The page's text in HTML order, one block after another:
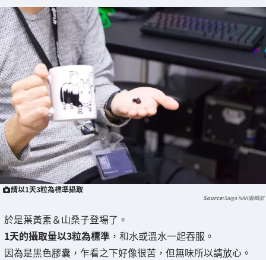
請以1天3粒為標準攝取
Saiga NAK編輯部
於是葉黃素＆山桑子登場了。
1天的攝取量以3粒為標準 ，和水或溫水一起吞服。
因為是黑色膠囊，乍看之下好像很苦，但無味所以請放心。